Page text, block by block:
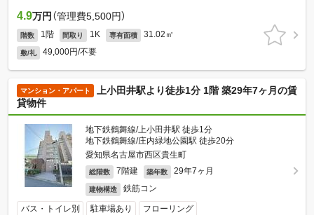
4.9万円 （管理費5,500円）
階数 1階 間取り 1K 専有面積 31.02㎡
敷/礼 49,000円/不要
マンション・アパート
上小田井駅より徒歩1分 1階 築29年7ヶ月の賃
貸物件
地下鉄鶴舞線/上小田井駅 徒歩1分
地下鉄鶴舞線/庄内緑地公園駅 徒歩20分
愛知県名古屋市西区貴生町
総階数 7階建 築年数 29年7ヶ月
建物構造 鉄筋コン
バス・トイレ別 駐車場あり フローリング